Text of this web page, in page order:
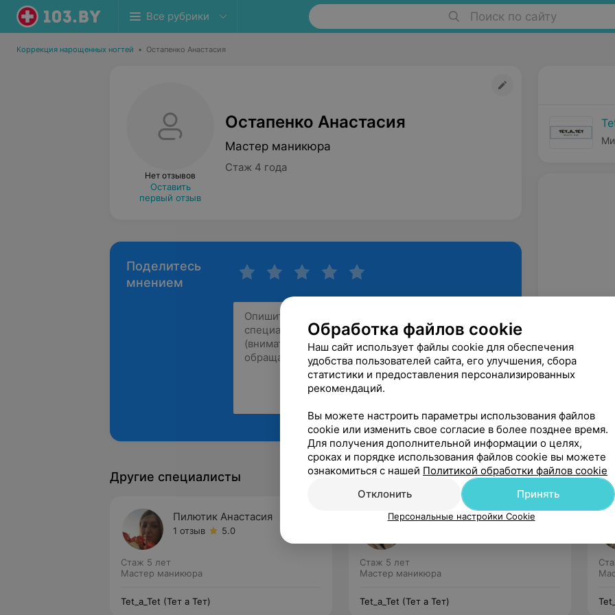
Все рубрики Поиск по сайту
Коррекция нарощенных ногтей • Остапенко Анастасия
Нет отзывов
Оставить
первый отзыв
Остапенко Анастасия
Мастер маникюра
Стаж 4 года
Поделитесь
мнением
Другие специалисты
Пилютик Анастасия
1 отзыв 5.0
Стаж 5 лет
Мастер маникюра
Tet_a_Tet (Тет а Тет)
Волчек Анна
Стаж 5 лет
Мастер маникюра
Tet_a_Tet (Тет а Тет)
Обработка файлов cookie
Наш сайт использует файлы cookie для обеспечения
удобства пользователей сайта, его улучшения, сбора
статистики и предоставления персонализированных
рекомендаций.
Вы можете настроить параметры использования файлов
cookie или изменить свое согласие в более позднее время.
Для получения дополнительной информации о целях,
сроках и порядке использования файлов cookie вы можете
ознакомиться с нашей Политикой обработки файлов cookie
Отклонить
Принять
Персональные настройки Cookie